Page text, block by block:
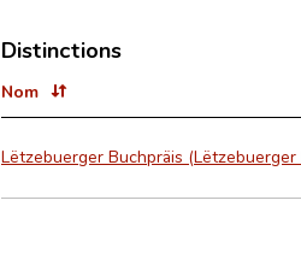
Distinctions
Nom
Lëtzebuerger Buchpräis